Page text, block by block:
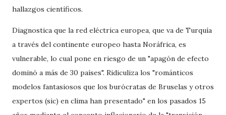
hallazgos científicos.
Diagnostica que la red eléctrica europea, que va de Turquía
a través del continente europeo hasta Noráfrica, es
vulnerable, lo cual pone en riesgo de un "apagón de efecto
dominó a más de 30 países". Ridiculiza los "románticos
modelos fantasiosos que los burócratas de Bruselas y otros
expertos (sic) en clima han presentado" en los pasados 15